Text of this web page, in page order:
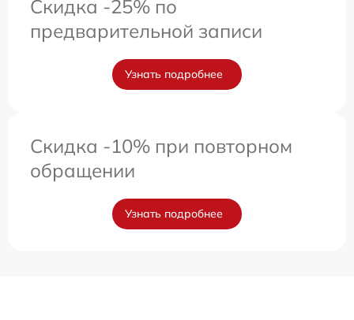
Скидка -25% по
предварительной записи
Узнать подробнее
Скидка -10% при повторном
обращении
Узнать подробнее